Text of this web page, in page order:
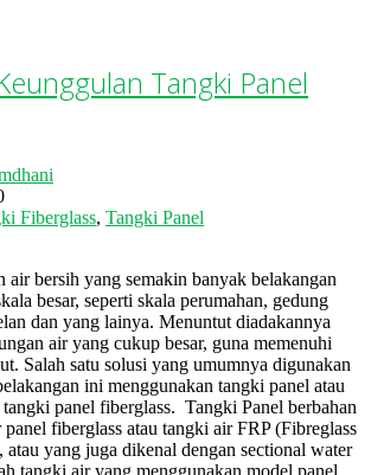
Tangki Panel
Fiberglass, Tangki Panel
air bersih yang semakin banyak belakangan
besar, seperti skala perumahan, gedung
dan yang lainya. Menuntut diadakannya
air yang cukup besar, guna memenuhi
Salah satu solusi yang umumnya digunakan
ini menggunakan tangki panel atau
panel fiberglass. Tangki Panel berbahan
fiberglass atau tangki air FRP (Fibreglass
atau yang juga dikenal dengan sectional water